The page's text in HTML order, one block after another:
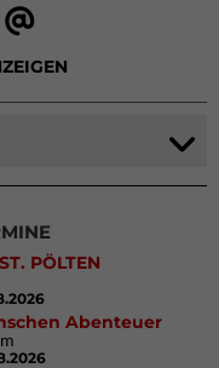
PÖLTEN
Abenteuer